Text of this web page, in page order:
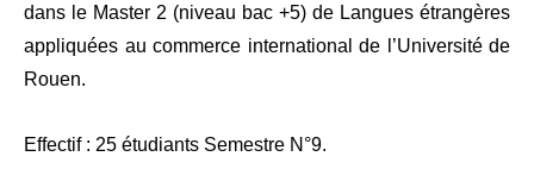
dans le Master 2 (niveau bac +5) de Langues étrangères
appliquées au commerce international de l’Université de
Rouen.
Effectif : 25 étudiants Semestre N°9.